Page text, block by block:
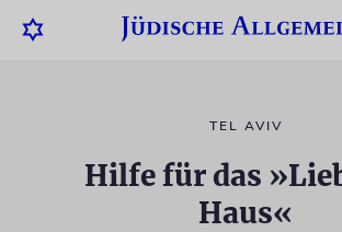
TEL AVIV
Hilfe für das
Haus«